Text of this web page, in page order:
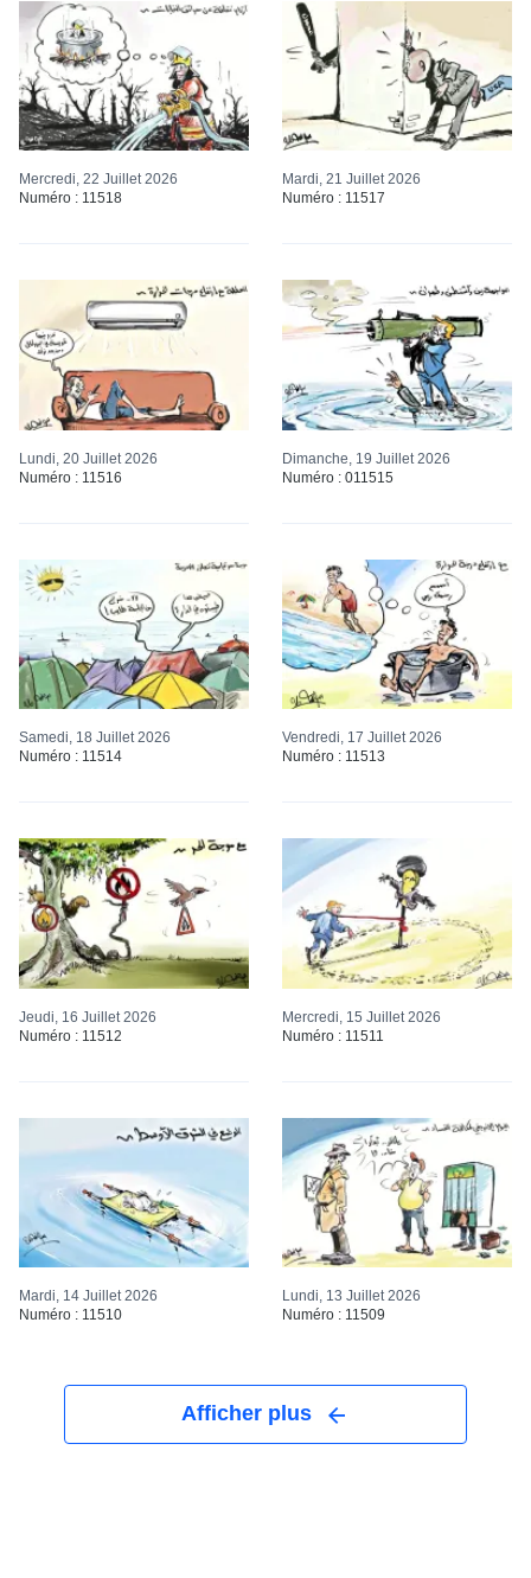
Mercredi, 22 Juillet 2026
Numéro : 11518
Mardi, 21 Juillet 2026
Numéro : 11517
Lundi, 20 Juillet 2026
Numéro : 11516
Dimanche, 19 Juillet 2026
Numéro : 011515
Samedi, 18 Juillet 2026
Numéro : 11514
Vendredi, 17 Juillet 2026
Numéro : 11513
Jeudi, 16 Juillet 2026
Numéro : 11512
Mercredi, 15 Juillet 2026
Numéro : 11511
Mardi, 14 Juillet 2026
Numéro : 11510
Lundi, 13 Juillet 2026
Numéro : 11509
Afficher plus